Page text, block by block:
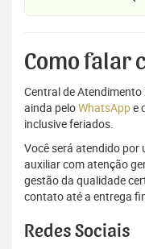
Como falar
Central de
ainda peloWhatsAppe
inclusive feriados.
Você será atendido por
auxiliar com atenção
gestão da qualidade
contato até a entrega
Redes Sociais